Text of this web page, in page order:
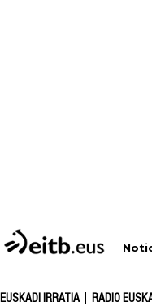
EUSKADI IRRATIA RADIO